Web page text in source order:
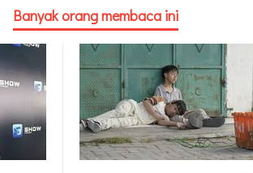
Banyak orang membaca ini